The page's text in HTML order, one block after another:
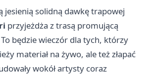
jesienią solidną dawkę trapowej
przyjeżdża z trasą promującą
będzie wieczór dla tych, którzy
materiał na żywo, ale też złapać
wokół artysty coraz